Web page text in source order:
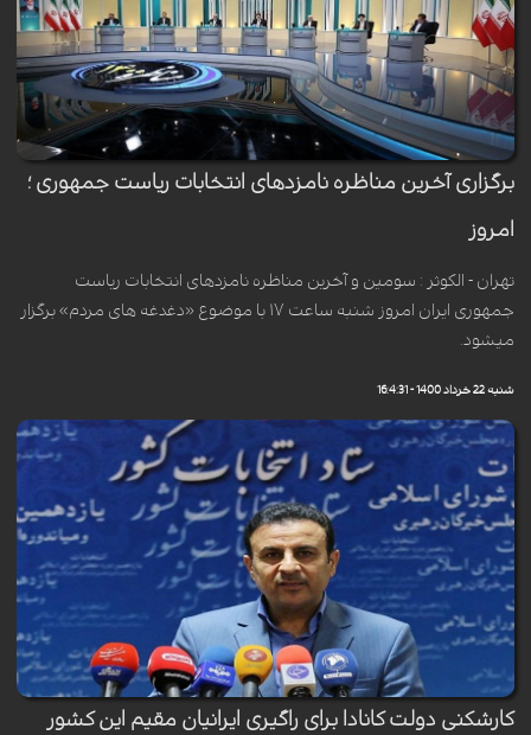
برگزاری آخرین مناظره نامزدهای انتخابات ریاست جمهوری ؛
امروز
تهران - الکوثر : سومین و آخرین مناظره نامزدهای انتخابات ریاست
جمهوری ایران امروز شنبه ساعت ۱۷ با موضوع «دغدغه های مردم» برگزار
میشود.
شنبه 22 خرداد 1400 - 16:4:31
کارشکنی دولت کانادا برای راگیری ایرانیان مقیم این کشور